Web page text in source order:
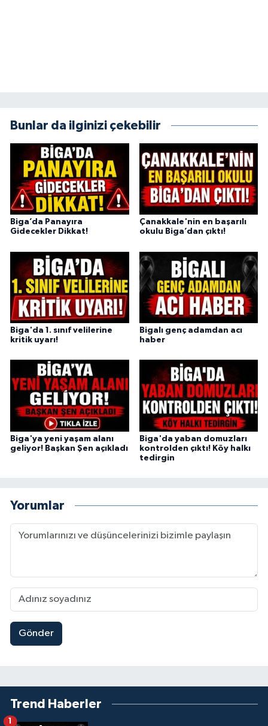
Bunlar da ilginizi çekebilir
Biga’da Panayıra
Gidecekler Dikkat!
Çanakkale'nin en başarılı
okulu Biga’dan çıktı!
Biga'da 1. sınıf velilerine
kritik uyarı!
Bigalı genç adamdan acı
haber
Biga'ya yeni yaşam alanı
geliyor! Başkan Şen açıkladı
Biga'da yaban domuzları
kontrolden çıktı! Köy halkı
tedirgin
Yorumlar
Gönder
Trend Haberler
1